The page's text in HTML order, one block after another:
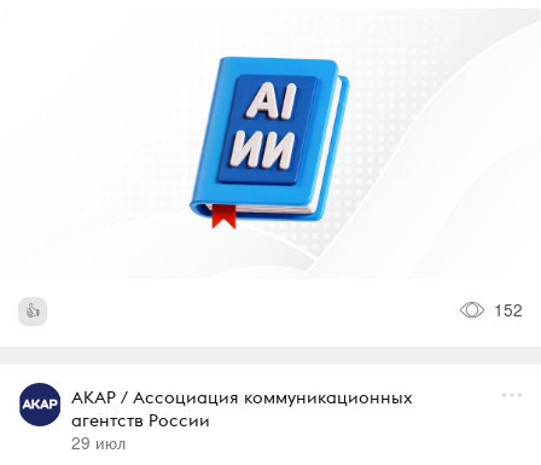
152
АКАР / Ассоциация коммуникационных
агентств России
29 июл